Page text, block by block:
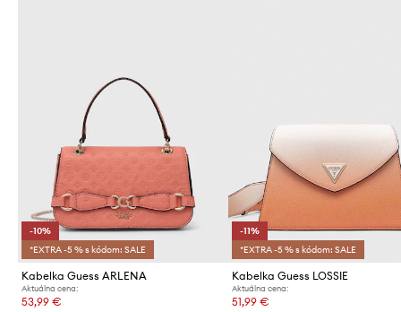
-10%
*EXTRA -5 % s kódom: SALE
Kabelka Guess ARLENA
Aktuálna cena:
53,99 €
-11%
*EXTRA -5 % s kódom: SALE
Kabelka Guess LOSSIE
Aktuálna cena:
51,99 €